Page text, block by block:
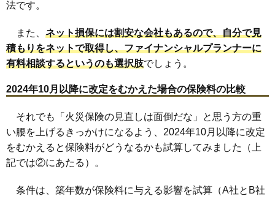
法です。
また、 ネット損保には割安な会社もあるので、自分で見
積もりをネットで取得し、ファイナンシャルプランナーに
有料相談するというのも選択肢でしょう。
2024年10月以降に改定をむかえた場合の保険料の比較
それでも「火災保険の見直しは面倒だな」と思う方の重
い腰を上げるきっかけになるよう、2024年10月以降に改定
をむかえると保険料がどうなるかも試算してみました（上
記では②にあたる）。
条件は、築年数が保険料に与える影響を試算（A社とB社